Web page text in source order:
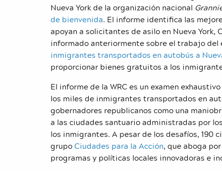
Nueva York de la organización nacional
de bienvenida. El informe identifica las
apoyan a solicitantes de asilo en Nueva York,
informado anteriormente sobre el trabajo del
inmigrantes transportados en autobús a
proporcionar bienes gratuitos a los
El informe de la WRC es un examen
los miles de inmigrantes transportados en
gobernadores republicanos como una
a las ciudades santuario administradas por
los inmigrantes. A pesar de los desafíos, 190
grupoCiudades para la Acción, que aboga
programas y políticas locales innovadoras e